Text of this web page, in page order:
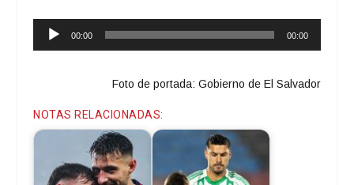
Reproductor
00:00 00:00
Foto de portada: Gobierno de El Salvador
NOTAS RELACIONADAS: